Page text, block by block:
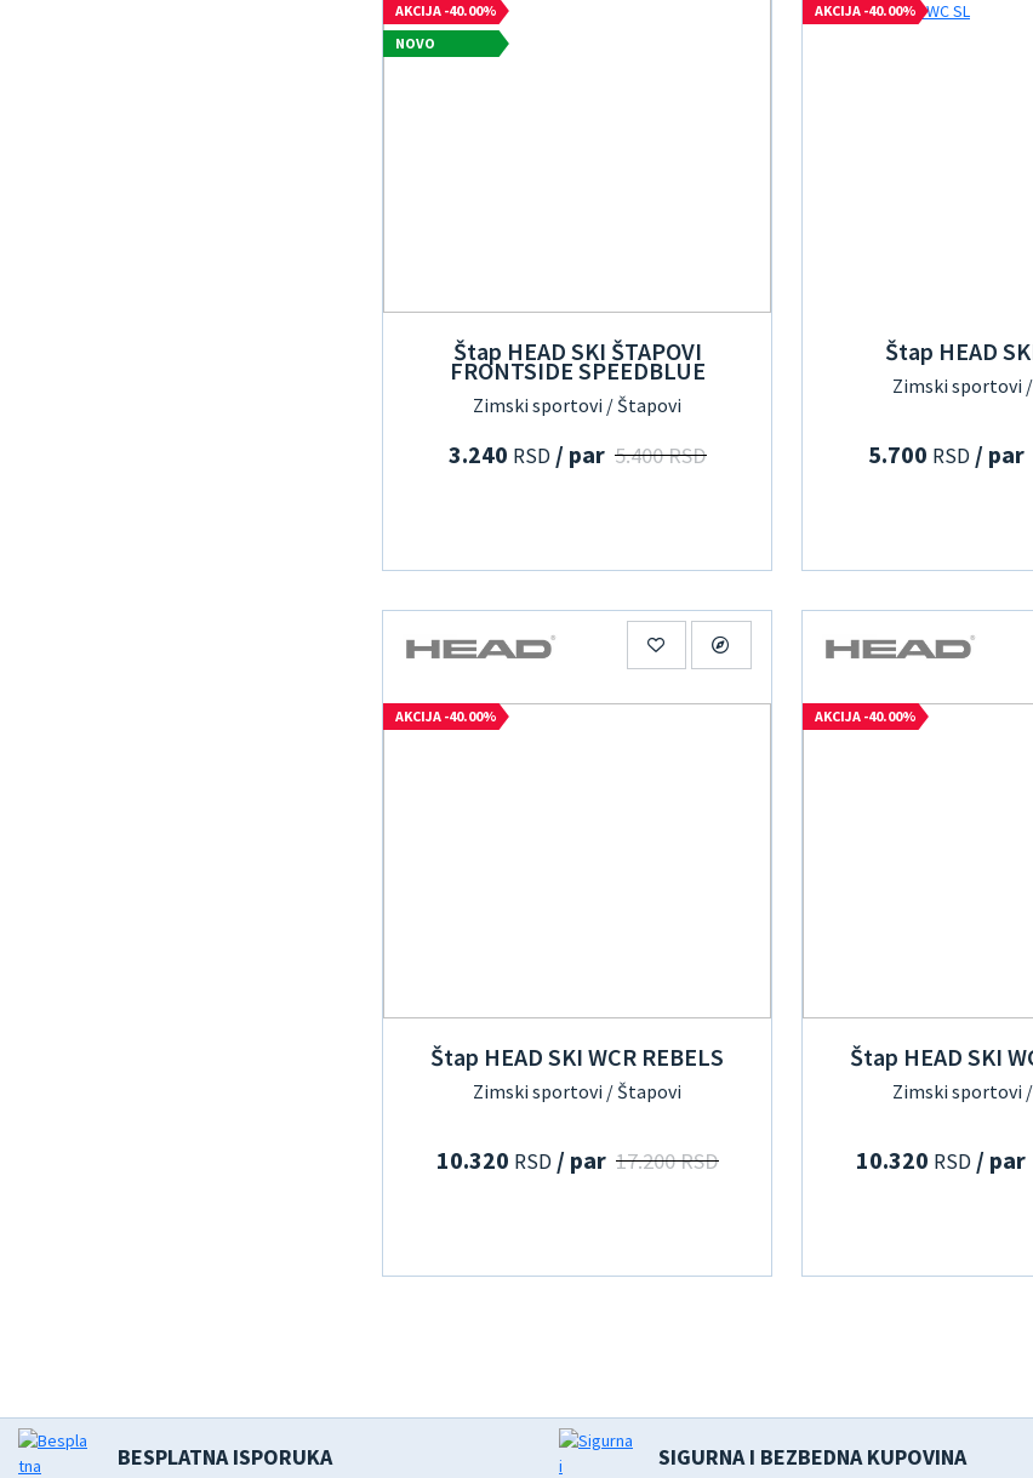
AKCIJA -40.00%
NOVO
Štap HEAD SKI ŠTAPOVI
FRONTSIDE SPEEDBLUE
Zimski sportovi / Štapovi
3.240 RSD/ par 5.400 RSD
AKCIJA -40.00%
Štap HEAD
Zimski sportovi
5.700 RSD/ par
AKCIJA -40.00%
Štap HEAD SKI WCR REBELS
Zimski sportovi / Štapovi
10.320 RSD/ par 17.200 RSD
AKCIJA -40.00%
Štap HEAD SKI
Zimski sportovi
10.320 RSD/ par
BESPLATNA ISPORUKA SIGURNA I BEZBEDNA KUPOVINA